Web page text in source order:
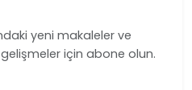
yeni makaleler ve
için abone olun.